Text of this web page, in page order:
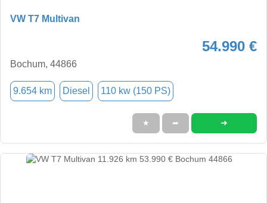
VW T7 Multivan
54.990 €
Bochum, 44866
9.654 km Diesel 110 kw (150 PS)
★ ➦ ➜